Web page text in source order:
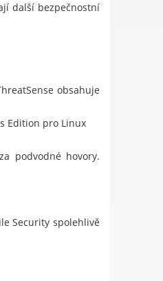
další bezpečnostní
obsahuje
Edition pro Linux
podvodné hovory.
Security spolehlivě